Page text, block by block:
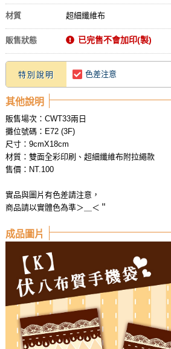
材質 超細纖維布
販售狀態 已完售不會加印(製)
特別說明 色差注意
其他說明
販售場次：CWT33兩日
攤位號碼：E72 (3F)
尺寸：9cmX18cm
材質：雙面全彩印刷、超細纖維布附拉繩款
售價：NT.100
實品與圖片有色差請注意，
商品請以實體色為準＞＿＜＂
成品圖片